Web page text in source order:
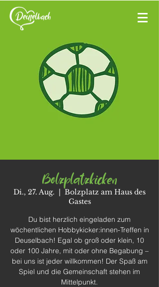
Bolzplatzkicken
Di., 27. Aug.
  |
Bolzplatz am Haus des
Gastes
Du bist herzlich eingeladen zum
wöchentlichen Hobbykicker:innen-Treffen in
Deuselbach! Egal ob groß oder klein, 10
oder 100 Jahre, mit oder ohne Begabung –
bei uns ist jeder willkommen! Der Spaß am
Spiel und die Gemeinschaft stehen im
Mittelpunkt.